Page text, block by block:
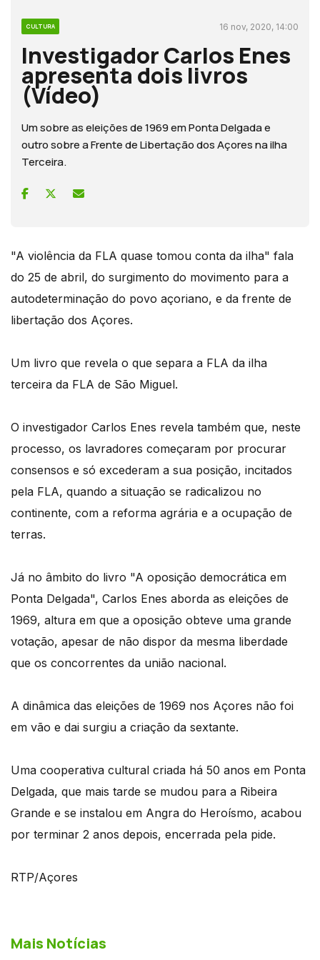
CULTURA 16 nov, 2020, 14:00
Investigador Carlos Enes
apresenta dois livros
(Vídeo)
Um sobre as eleições de 1969 em Ponta Delgada e
outro sobre a Frente de Libertação dos Açores na ilha
Terceira.
"A violência da FLA quase tomou conta da ilha" fala
do 25 de abril, do surgimento do movimento para a
autodeterminação do povo açoriano, e da frente de
libertação dos Açores.
Um livro que revela o que separa a FLA da ilha
terceira da FLA de São Miguel.
O investigador Carlos Enes revela também que, neste
processo, os lavradores começaram por procurar
consensos e só excederam a sua posição, incitados
pela FLA, quando a situação se radicalizou no
continente, com a reforma agrária e a ocupação de
terras.
Já no âmbito do livro "A oposição democrática em
Ponta Delgada", Carlos Enes aborda as eleições de
1969, altura em que a oposição obteve uma grande
votação, apesar de não dispor da mesma liberdade
que os concorrentes da união nacional.
A dinâmica das eleições de 1969 nos Açores não foi
em vão e dai surgiu a criação da sextante.
Uma cooperativa cultural criada há 50 anos em Ponta
Delgada, que mais tarde se mudou para a Ribeira
Grande e se instalou em Angra do Heroísmo, acabou
por terminar 2 anos depois, encerrada pela pide.
RTP/Açores
Mais Notícias